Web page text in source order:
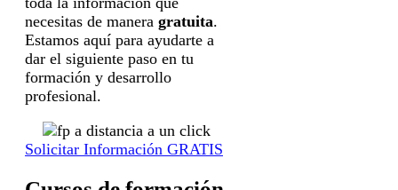
necesitas de manera gratuita.
Estamos aquí para ayudarte a
dar el siguiente paso en tu
formación y desarrollo
profesional.
Solicitar Información GRATIS